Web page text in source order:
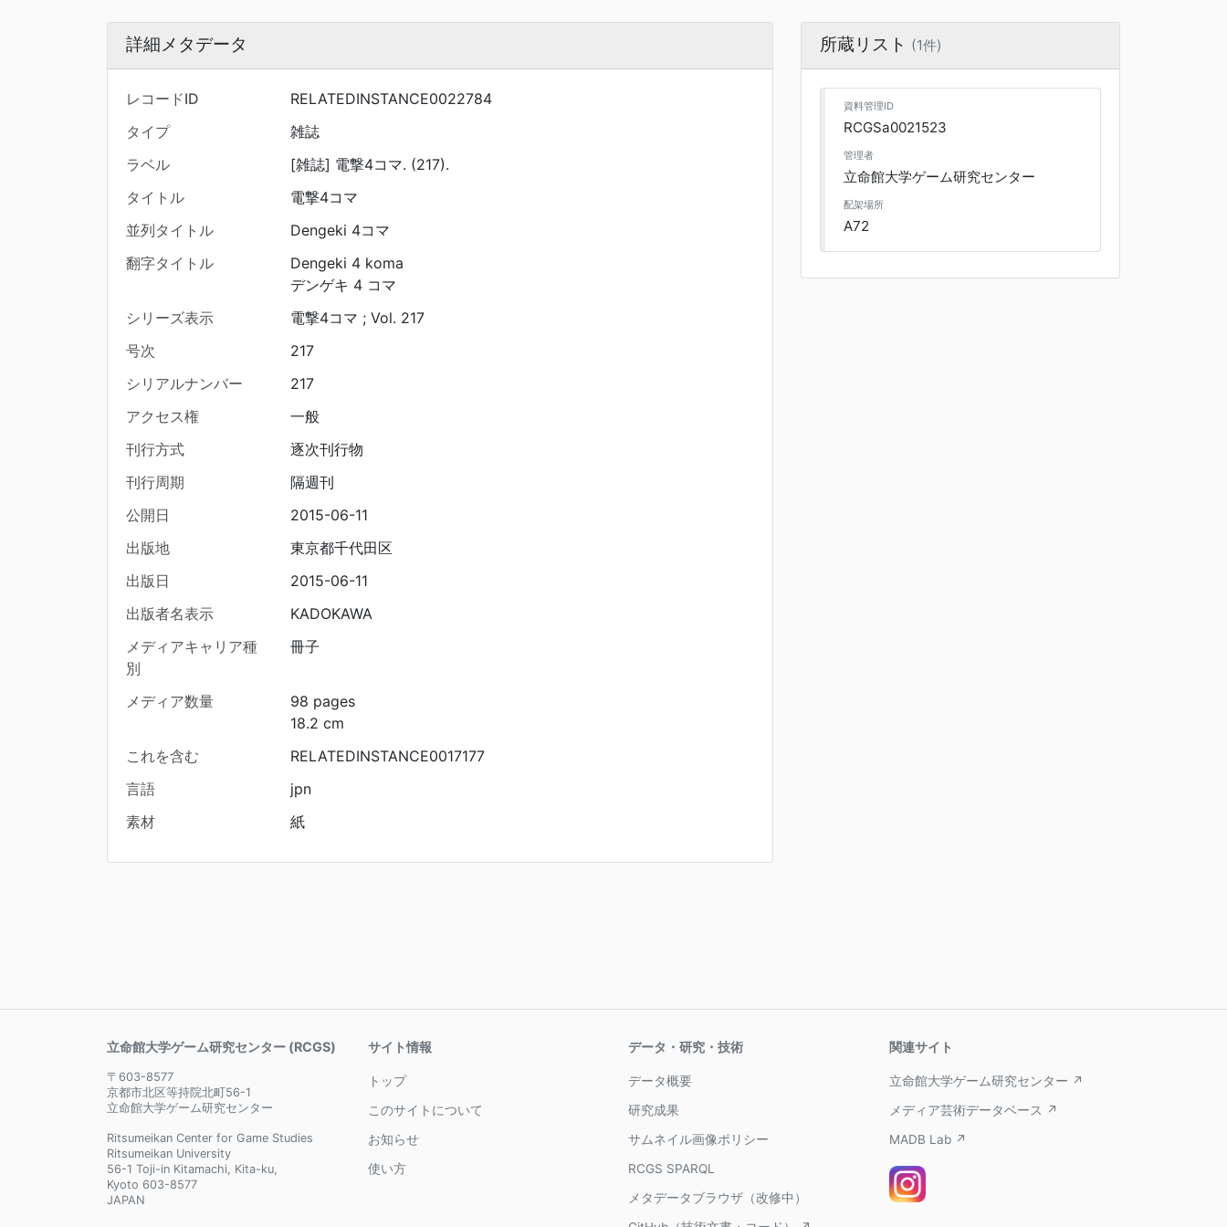
詳細メタデータ
レコードID
RELATEDINSTANCE0022784
タイプ
雑誌
ラベル
[雑誌] 電撃4コマ. (217).
タイトル
電撃4コマ
並列タイトル
Dengeki 4コマ
翻字タイトル
Dengeki 4 koma
デンゲキ 4 コマ
シリーズ表示
電撃4コマ ; Vol. 217
号次
217
シリアルナンバー
217
アクセス権
一般
刊行方式
逐次刊行物
刊行周期
隔週刊
公開日
2015-06-11
出版地
東京都千代田区
出版日
2015-06-11
出版者名表示
KADOKAWA
メディアキャリア種
別
冊子
メディア数量
98 pages
18.2 cm
これを含む
RELATEDINSTANCE0017177
言語
jpn
素材
紙
所蔵リスト (1件)
資料管理ID
RCGSa0021523
管理者
立命館大学ゲーム研究センター
配架場所
A72
立命館大学ゲーム研究センター (RCGS)
〒603-8577
京都市北区等持院北町56-1
立命館大学ゲーム研究センター
Ritsumeikan Center for Game Studies
Ritsumeikan University
56-1 Toji-in Kitamachi, Kita-ku,
Kyoto 603-8577
JAPAN
サイト情報
トップ
このサイトについて
お知らせ
使い方
データ・研究・技術
データ概要
研究成果
サムネイル画像ポリシー
RCGS SPARQL
メタデータブラウザ（改修中）
関連サイト
立命館大学ゲーム研究センター ↗
メディア芸術データベース ↗
MADB Lab ↗